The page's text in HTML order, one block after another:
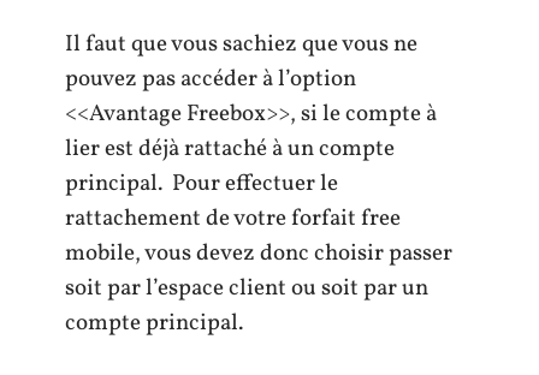
Il faut que vous sachiez que vous ne
pouvez pas accéder à l’option
<<Avantage Freebox>>, si le compte à
lier est déjà rattaché à un compte
principal. Pour effectuer le
rattachement de votre forfait free
mobile, vous devez donc choisir passer
soit par l’espace client ou soit par un
compte principal.